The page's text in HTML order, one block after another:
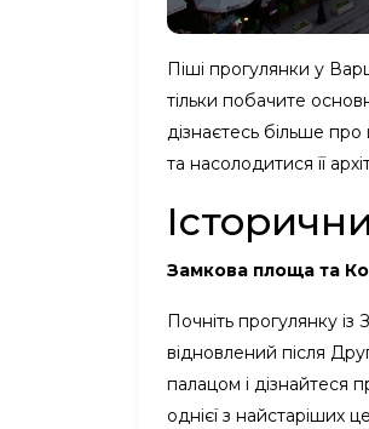
Піші прогулянки у
тільки побачите
дізнаєтесь більше
та насолодитися її
Замкова площа та
Почніть прогулянку
відновлений після
палацом і дізнайтеся
однієї з найстаріших